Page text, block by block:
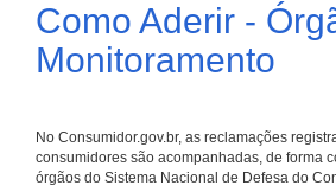
Como Aderir -
Monitoramento
No Consumidor.gov.br, as reclamações
consumidores são acompanhadas, de forma
órgãos do Sistema Nacional de Defesa do